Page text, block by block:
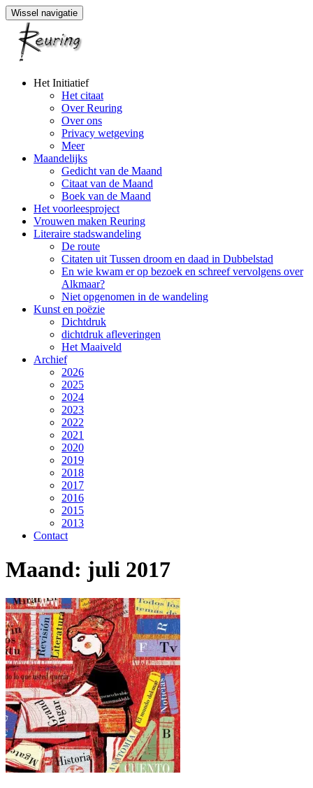
Wissel navigatie
Naar
Het Initiatief
Het citaat
Over Reuring
Over ons
Privacy wetgeving
Meer
Maandelijks
Gedicht van de Maand
Citaat van de Maand
Boek van de Maand
Het voorleesproject
Vrouwen maken Reuring
Literaire stadswandeling
De route
Citaten uit Tussen droom en daad in Dubbelstad
En wie kwam er op bezoek en schreef vervolgens over
Alkmaar?
Niet opgenomen in de wandeling
Kunst en poëzie
Dichtdruk
dichtdruk afleveringen
Het Maaiveld
Archief
2026
2025
2024
2023
2022
2021
2020
2019
2018
2017
2016
2015
2013
Contact
Maand: juli 2017